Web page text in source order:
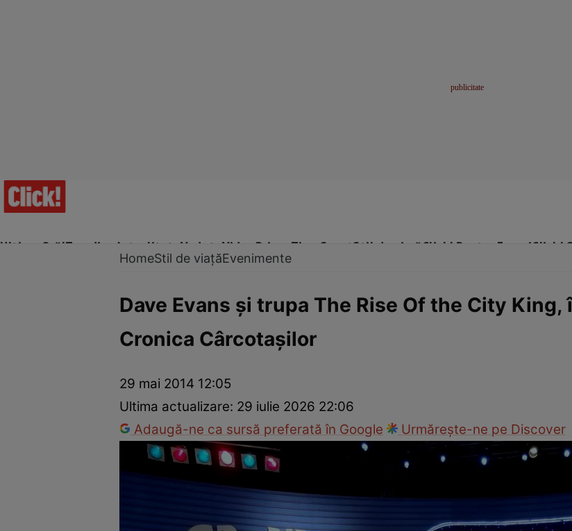
Ultima Oră!Trending Actualitate Vedete Video Prime Time SportStil de viațăClick! Pentru FemeiClick!
Dragoste și SexEvenimenteHoroscop
HomeStil de viațăEvenimente
Dave Evans şi trupa The Rise Of the City King,
Cronica Cârcotaşilor
29 mai 2014 12:05
Ultima actualizare: 29 iulie 2026 22:06
Adaugă-ne ca sursă preferată în Google
Urmărește-ne pe Discover